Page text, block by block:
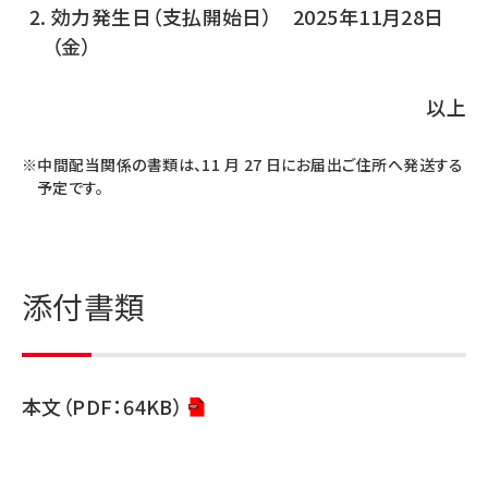
効力発生日（支払開始日） 2025年11月28日
（金）
以上
中間配当関係の書類は、11 月 27 日にお届出ご住所へ発送する
予定です。
添付書類
本文（PDF：64KB）